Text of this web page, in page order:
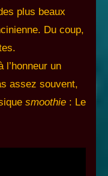
plus beaux
Du coup,
l’honneur un
assez souvent,
smoothie : Le